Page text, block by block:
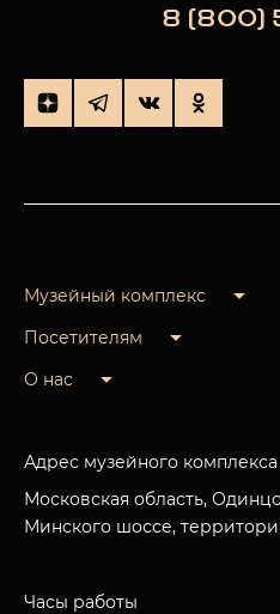
8 (800)
Музейный комплекс
Посетителям
О нас
Адрес музейного комплекса
Московская область,
Минского шоссе,
Часы работы